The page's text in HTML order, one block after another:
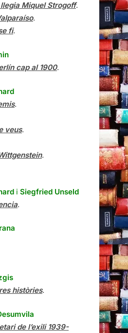
llegia Miquel Strogoff.
.
fi.
cap al 1900.
.
veus.
.
i Siegfried Unseld
.
històries.
de l’exili 1939-